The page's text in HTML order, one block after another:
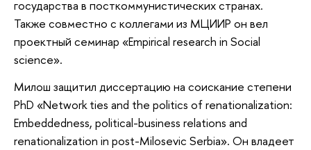
государства в посткоммунистических странах.
Также совместно с коллегами из МЦИИР он вел
проектный семинар «Empirical research in Social
science».
Милош защитил диссертацию на соискание степени
PhD «Network ties and the politics of renationalization:
Embeddedness, political-business relations and
renationalization in post-Milosevic Serbia». Он владеет